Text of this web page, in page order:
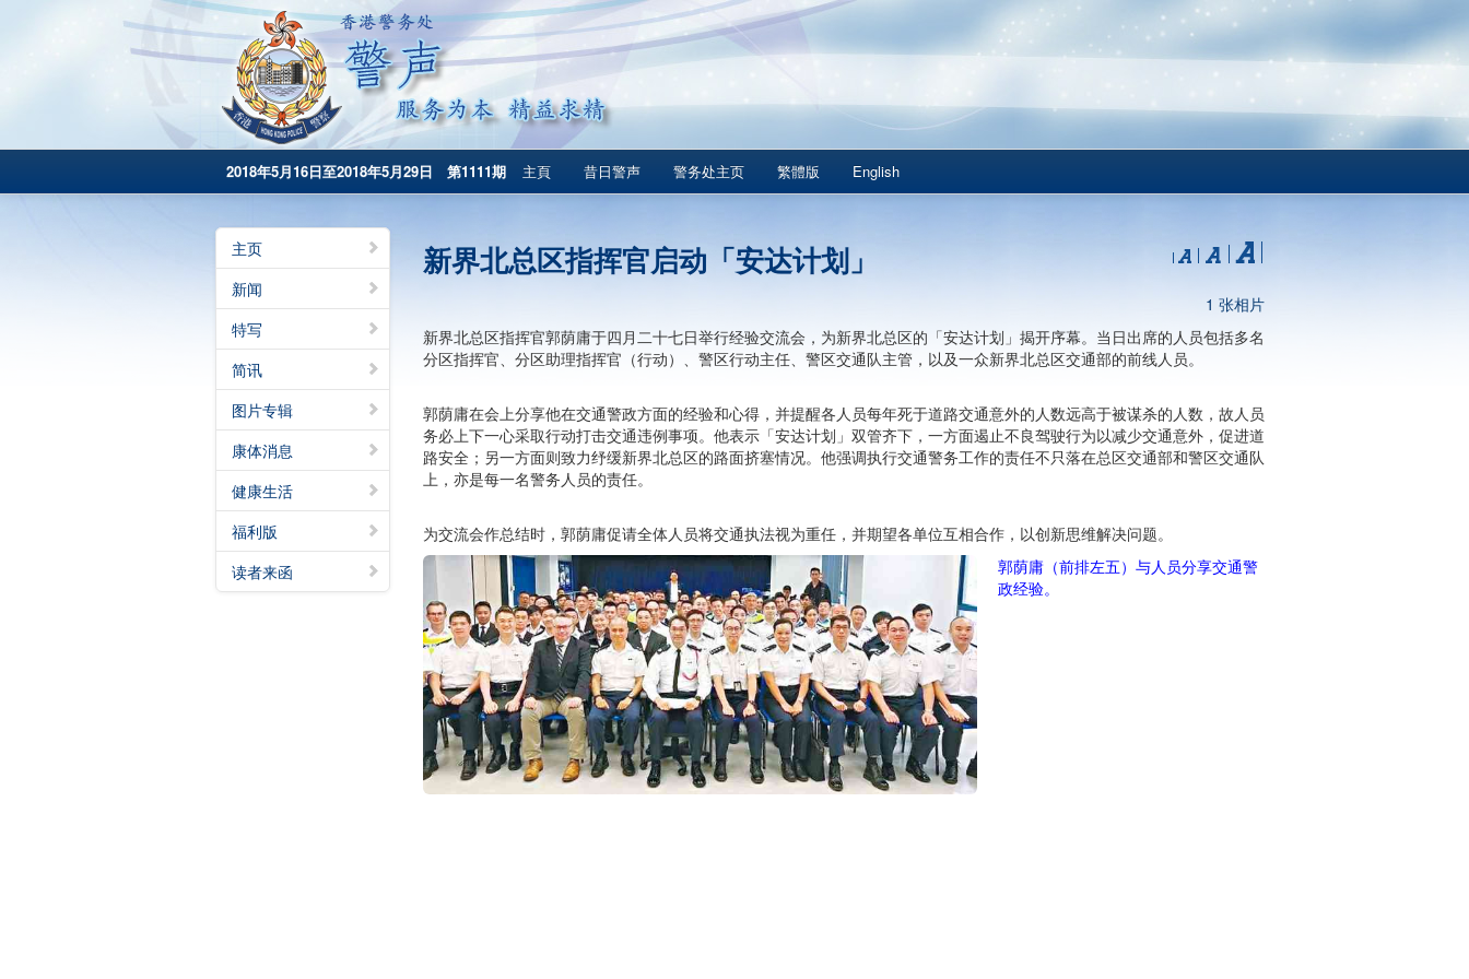
2018年5月16日至2018年5月29日 第1111期 主頁 昔日警声 警务处主页 繁體版 English
主页
新闻
特写
简讯
图片专辑
康体消息
健康生活
福利版
读者来函
新界北总区指挥官启动「安达计划」
1 张相片
新界北总区指挥官郭荫庸于四月二十七日举行经验交流会，为新界北总区的「安达计划」揭开序幕。当日出席的人员包括多名
分区指挥官、分区助理指挥官（行动）、警区行动主任、警区交通队主管，以及一众新界北总区交通部的前线人员。
郭荫庸在会上分享他在交通警政方面的经验和心得，并提醒各人员每年死于道路交通意外的人数远高于被谋杀的人数，故人员
务必上下一心采取行动打击交通违例事项。他表示「安达计划」双管齐下，一方面遏止不良驾驶行为以减少交通意外，促进道
路安全；另一方面则致力纾缓新界北总区的路面挤塞情况。他强调执行交通警务工作的责任不只落在总区交通部和警区交通队
上，亦是每一名警务人员的责任。
为交流会作总结时，郭荫庸促请全体人员将交通执法视为重任，并期望各单位互相合作，以创新思维解决问题。
郭荫庸（前排左五）与人员分享交通警
政经验。